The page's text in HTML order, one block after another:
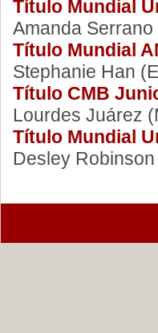
Título Mundial
Amanda
Título Mundial
Stephanie Han
Título CMB
Lourdes Juárez
Título Mundial
Desley